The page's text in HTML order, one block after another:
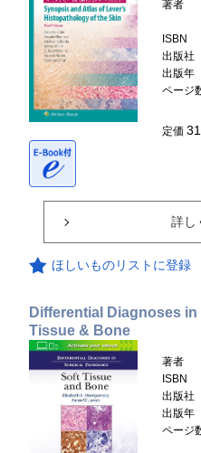
著者
ISBN
出版社
出版年
ページ
定価
詳し
ほしいものリストに登録
Differential Diagnoses
Tissue & Bone
著者
ISBN
出版社
出版年
ページ